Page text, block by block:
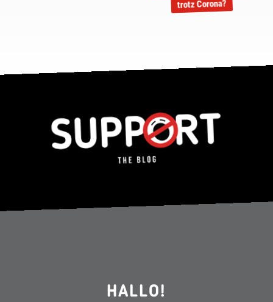
trotz Corona?
HALLO!